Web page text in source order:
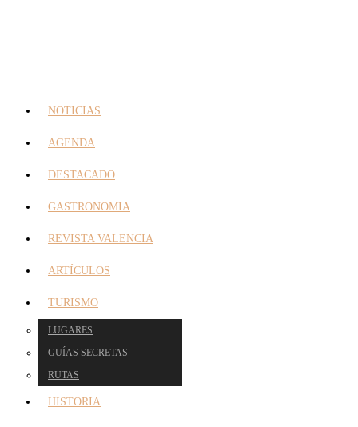
NOTICIAS
AGENDA
DESTACADO
GASTRONOMIA
REVISTA VALENCIA
ARTÍCULOS
TURISMO
LUGARES
GUÍAS SECRETAS
RUTAS
HISTORIA